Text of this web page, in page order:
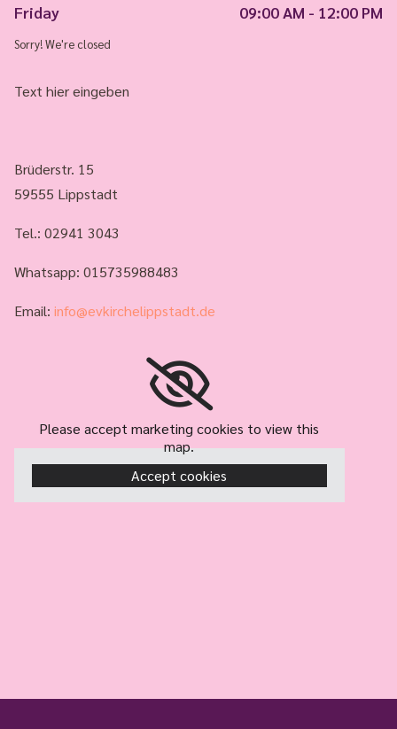
Friday
09:00 AM - 12:00 PM
Sorry! We're closed
Text hier eingeben
Brüderstr. 15
59555 Lippstadt
Tel.: 02941 3043
Whatsapp: 015735988483
Email: info@evkirchelippstadt.de
Please accept marketing cookies to view this
map.
Accept cookies